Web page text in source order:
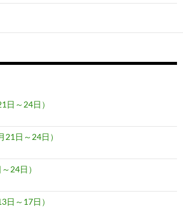
日～24日）
日～24日）
24日）
日～17日）